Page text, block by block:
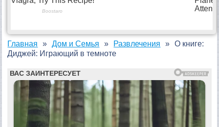
Главная Дом и Семья Развлечения
О книге:
Диджей: Играющий в темноте